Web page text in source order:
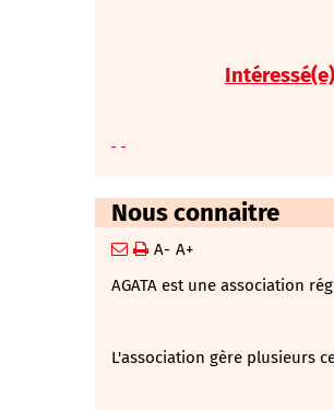
Nous connaitre
A- A+
AGATA est une association
L'association gère plusieurs